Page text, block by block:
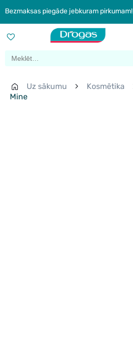
Bezmaksas piegāde jebkuram pirkumam!
Uz sākumu Kosmētika
Mine